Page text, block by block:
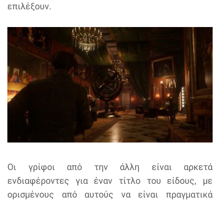
επιλέξουν.
Οι γρίφοι από την άλλη είναι αρκετά
ενδιαφέροντες για έναν τίτλο του είδους, με
ορισμένους από αυτούς να είναι πραγματικά